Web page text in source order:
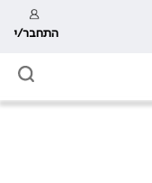
התחבר/י